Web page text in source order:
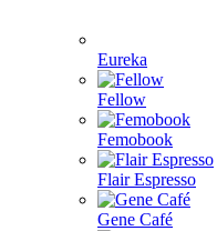
Eureka
Fellow
Femobook
Flair Espresso
Gene Café